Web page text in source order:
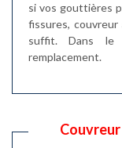
si vos gouttières
fissures,
suffit. Dans le
remplacement.